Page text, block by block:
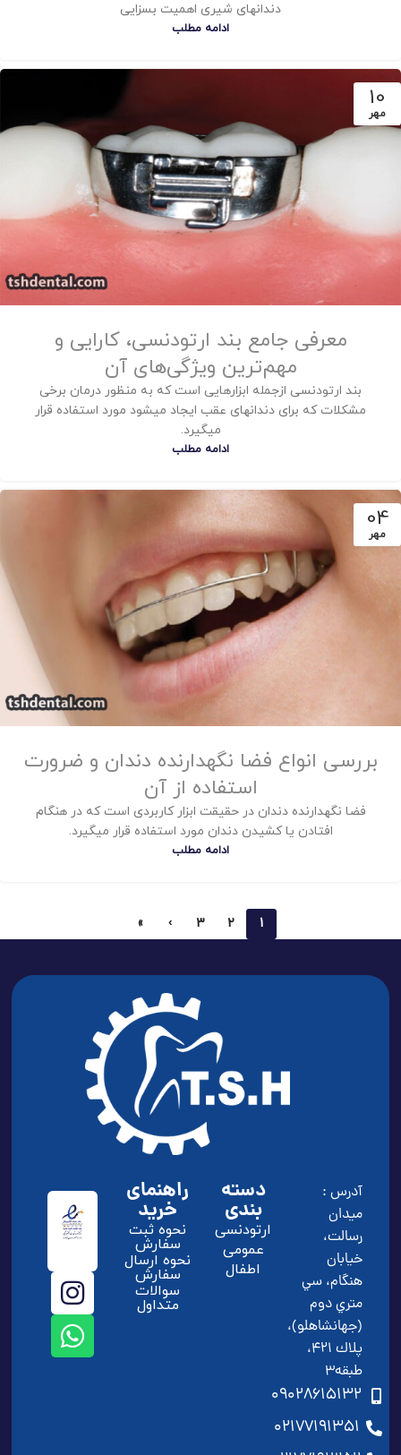
دندانهای شیری اهمیت بسزایی
ادامه مطلب
10
مهر
معرفی جامع بند ارتودنسی، کارایی و
مهم‌ترین ویژگی‌های آن
بند ارتودنسی ازجمله ابزارهایی است که به منظور درمان برخی
مشکلات که برای دندانهای عقب ایجاد میشود مورد استفاده قرار
میگیرد.
ادامه مطلب
04
مهر
بررسی انواع فضا نگهدارنده دندان و ضرورت
استفاده از آن
فضا نگهدارنده دندان در حقیقت ابزار کاربردی است که در هنگام
افتادن یا کشیدن دندان مورد استفاده قرار میگیرد.
ادامه مطلب
1
2
3
›
»
آدرس :
ميدان
رسالت،
خيابان
هنگام، سي
متري دوم
(جهانشاهلو)،
پلاك 421،
طبقه3
09028615132
02177191351
دسته
بندی
ارتودنسی
عمومی
اطفال
راهنمای
خرید
نحوه ثبت
سفارش
نحوه ارسال
سفارش
سوالات
متداول